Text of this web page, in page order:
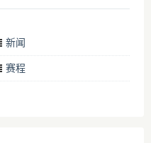
新闻
赛程